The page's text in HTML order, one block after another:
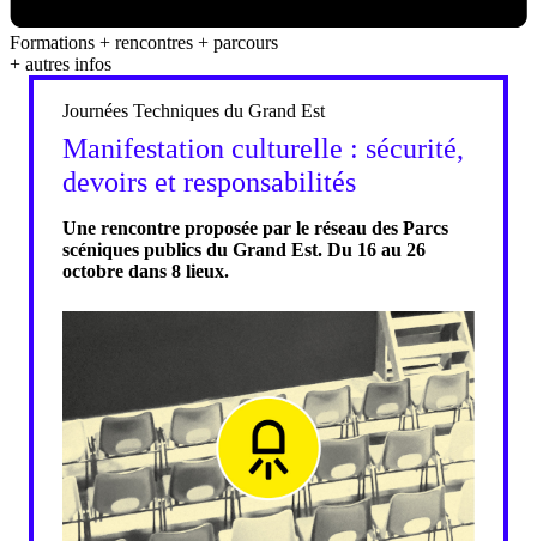
Formations + rencontres + parcours
+ autres infos
Journées Techniques du Grand Est
Manifestation culturelle : sécurité,
devoirs et responsabilités
Une rencontre proposée par le réseau des Parcs
scéniques publics du Grand Est. Du 16 au 26
octobre dans 8 lieux.